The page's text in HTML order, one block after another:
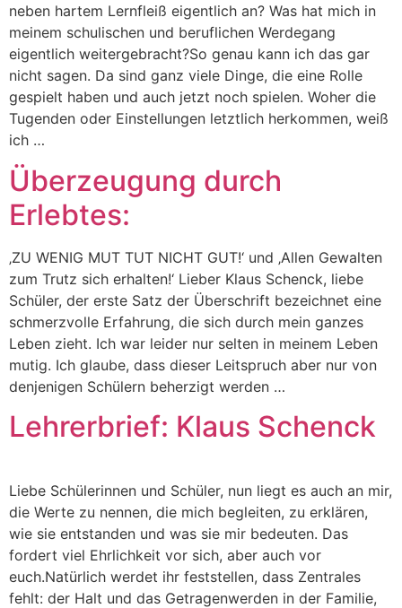
neben hartem Lernfleiß eigentlich an? Was hat mich in
meinem schulischen und beruflichen Werdegang
eigentlich weitergebracht?So genau kann ich das gar
nicht sagen. Da sind ganz viele Dinge, die eine Rolle
gespielt haben und auch jetzt noch spielen. Woher die
Tugenden oder Einstellungen letztlich herkommen, weiß
ich …
Überzeugung durch
Erlebtes:
‚ZU WENIG MUT TUT NICHT GUT!‘ und ‚Allen Gewalten
zum Trutz sich erhalten!‘ Lieber Klaus Schenck, liebe
Schüler, der erste Satz der Überschrift bezeichnet eine
schmerzvolle Erfahrung, die sich durch mein ganzes
Leben zieht. Ich war leider nur selten in meinem Leben
mutig. Ich glaube, dass dieser Leitspruch aber nur von
denjenigen Schülern beherzigt werden …
Lehrerbrief: Klaus Schenck
Liebe Schülerinnen und Schüler, nun liegt es auch an mir,
die Werte zu nennen, die mich begleiten, zu erklären,
wie sie entstanden und was sie mir bedeuten. Das
fordert viel Ehrlichkeit vor sich, aber auch vor
euch.Natürlich werdet ihr feststellen, dass Zentrales
fehlt: der Halt und das Getragenwerden in der Familie,